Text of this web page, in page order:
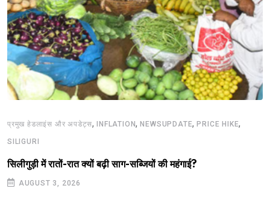
प्रमुख हेडलाइंस और अपडेट्स,INFLATION,NEWSUPDATE,PRICE HIKE,
SILIGURI
सिलीगुड़ी में रातों-रात क्यों बढ़ी साग-सब्जियों की महंगाई?
AUGUST 3, 2026